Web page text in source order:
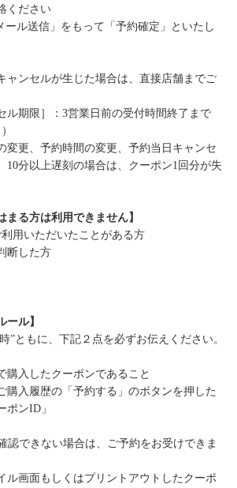
ください
ル送信」をもって「予約確定」といたし
ャンセルが生じた場合は、直接店舗までご
ル期限］：3営業日前の受付時間終了まで
変更、予約時間の変更、予約当日キャンセ
10分以上遅刻の場合は、クーポン1回分が失
まる方は利用できません】
利用いただいたことがある方
断した方
ール】
”ともに、下記２点を必ずお伝えください。
購入したクーポンであること
購入履歴の「予約する」のボタンを押した
ポンID」
認できない場合は、ご予約をお受けできま
ル画面もしくはプリントアウトしたクーポ